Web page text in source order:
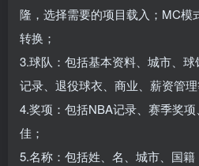
隆，选择需要的项目载入；MC模
转换；
3.球队：包括基本资料、城市、球
记录、退役球衣、商业、薪资管理
4.奖项：包括NBA记录、赛季奖
佳；
5.名称：包括姓、名、城市、国